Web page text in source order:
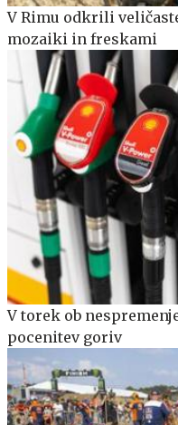
V Rimu odkrili
mozaiki in freskami
V torek ob
pocenitev goriv